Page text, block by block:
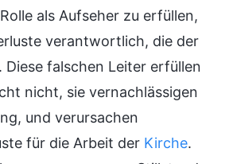
als Aufseher zu erfüllen,
verantwortlich, die der
falschen Leiter erfüllen
nicht, sie vernachlässigen
und verursachen
für die Arbeit der Kirche.